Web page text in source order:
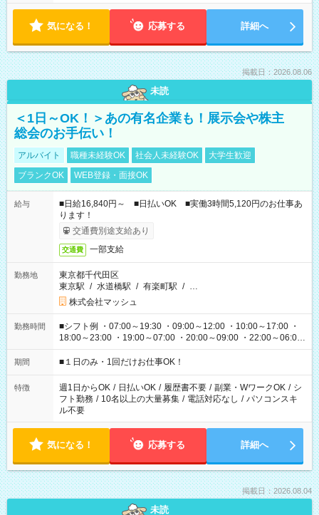
気になる！ 応募する 詳細へ
掲載日：2026.08.06
未読
＜1日～OK！＞あの有名企業も！展示会や株主
総会のお手伝い！
アルバイト 職種未経験OK 社会人未経験OK
大学生歓迎
ブランクOK
WEB登録・面接OK
給与
■日給16,840円～ ■日払いOK ■実働3時間5,120円のお仕事あ
ります！
交通費別途支給あり
交通費 一部支給
勤務地
東京都千代田区
東京駅 / 水道橋駅 / 有楽町駅 / …
株式会社マッシュ
勤務時間
■シフト例 ・07:00～19:30 ・09:00～12:00 ・10:00～17:00 ・
18:00～23:00 ・19:00～07:00 ・20:00～09:00 ・22:00～06:00
etc ★最短で3時間で5,120円のお仕事から 15時間で2万円近く稼
げるお仕事も！ ご希望のお時間に合わせてご紹介！ ※シフトは
ください！
期間 ■１日のみ・1回だけお仕事OK！
特徴 週1日からOK / 日払いOK / 履歴書不要 / 副業・WワークOK / シ
フト勤務 / 10名以上の大量募集 / 電話対応なし / パソコンスキ
ル不要
気になる！ 応募する 詳細へ
掲載日：2026.08.04
未読